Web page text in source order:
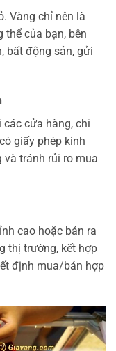
Vàng chỉ nên là
của bạn, bên
bất động sản, gửi
các cửa hàng, chi
giấy phép kinh
tránh rủi ro mua
cao hoặc bán ra
thị trường, kết hợp
định mua/bán hợp